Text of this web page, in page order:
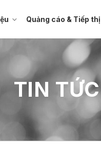
Quảng cáo & Tiếp thị
TIN TỨC